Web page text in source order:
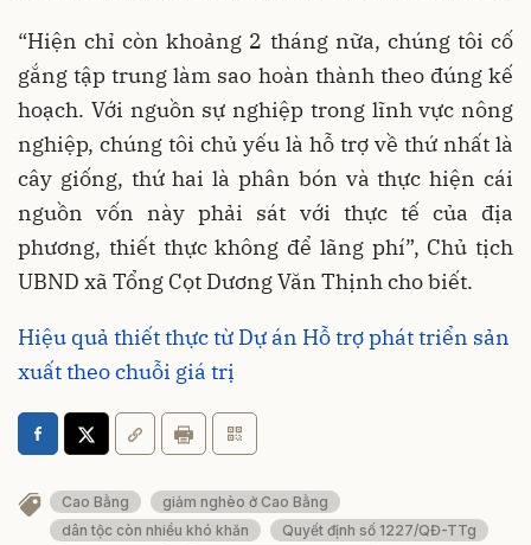
“Hiện chỉ còn khoảng 2 tháng nữa, chúng tôi cố
gắng tập trung làm sao hoàn thành theo đúng kế
hoạch. Với nguồn sự nghiệp trong lĩnh vực nông
nghiệp, chúng tôi chủ yếu là hỗ trợ về thứ nhất là
cây giống, thứ hai là phân bón và thực hiện cái
nguồn vốn này phải sát với thực tế của địa
phương, thiết thực không để lãng phí”, Chủ tịch
UBND xã Tổng Cọt Dương Văn Thịnh cho biết.
Hiệu quả thiết thực từ Dự án Hỗ trợ phát triển sản
xuất theo chuỗi giá trị
Cao Bằng
giảm nghèo ở Cao Bằng
dân tộc còn nhiều khó khăn
Quyết định số 1227/QĐ-TTg